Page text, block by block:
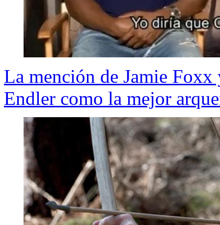
La mención de Jamie
Endler como la mejor